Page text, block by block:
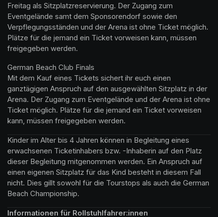
Freitag als Sitzplatzreservierung. Der Zugang zum
Eventgelände samt dem Sponsorendorf sowie den
Verpflegungsständen und der Arena ist ohne Ticket möglich.
Plätze für die jemand ein Ticket vorweisen kann, müssen
freigegeben werden.
German Beach Club Finals
Mit dem Kauf eines Tickets sichert ihr euch einen
ganztägigen Anspruch auf den ausgewählten Sitzplatz in der
Arena. Der Zugang zum Eventgelände und der Arena ist ohne
Ticket möglich. Plätze für die jemand ein Ticket vorweisen
kann, müssen freigegeben werden.
Kinder im Alter bis 4 Jahren können in Begleitung eines
erwachsenen Ticketinhabers bzw. -Inhaberin auf den Platz
dieser Begleitung mitgenommen werden. Ein Anspruch auf
einen eigenen Sitzplatz für das Kind besteht in diesem Fall
nicht. Dies gillt sowohl für die Tourstops als auch die German
Beach Championship.
Informationen für Rollstuhlfahrer:innen